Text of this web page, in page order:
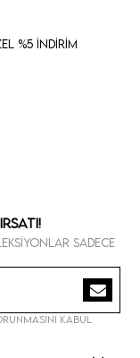
%5 İndirim
sadece
kabul